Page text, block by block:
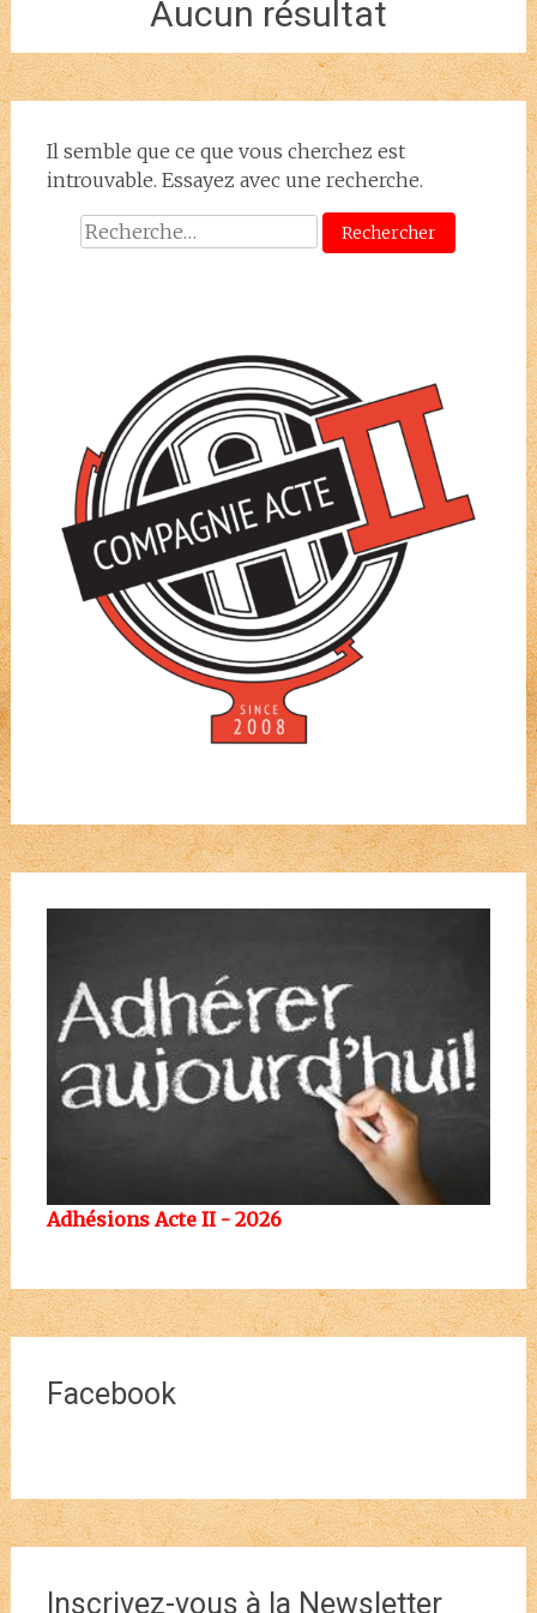
Aucun résultat
Il semble que ce que vous cherchez est
introuvable. Essayez avec une recherche.
Adhésions Acte II - 2026
Facebook
Inscrivez-vous à la Newsletter